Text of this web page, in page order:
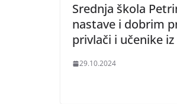
Srednja škola
nastave i dobrim
privlači i učenike iz
29.10.2024